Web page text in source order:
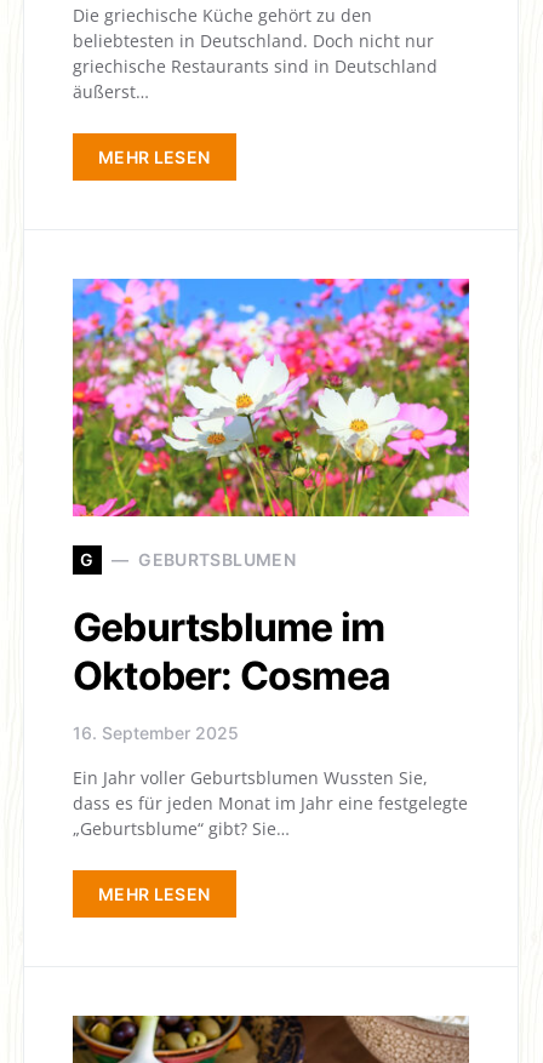
Die griechische Küche gehört zu den
beliebtesten in Deutschland. Doch nicht nur
griechische Restaurants sind in Deutschland
äußerst…
MEHR LESEN
G GEBURTSBLUMEN
Geburtsblume im
Oktober: Cosmea
16. September 2025
Ein Jahr voller Geburtsblumen Wussten Sie,
dass es für jeden Monat im Jahr eine festgelegte
„Geburtsblume“ gibt? Sie…
MEHR LESEN